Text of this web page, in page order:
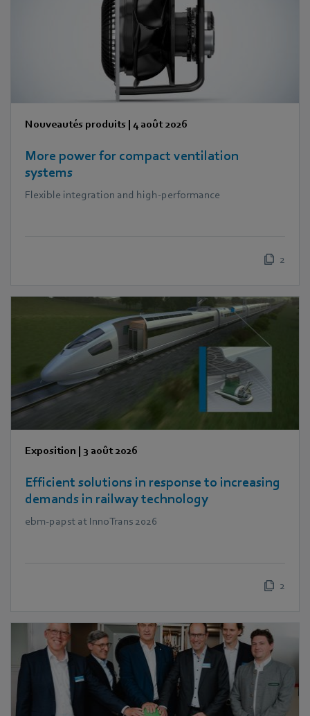
Nouveautés produits | 4 août 2026
More power for compact ventilation
systems
Flexible integration and high-performance
2
Exposition | 3 août 2026
Efficient solutions in response to increasing
demands in railway technology
ebm‑papst at InnoTrans 2026
2